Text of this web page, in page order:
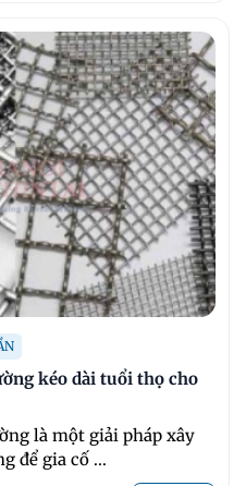
kéo dài tuổi thọ cho
là một giải pháp xây
để gia cố ...